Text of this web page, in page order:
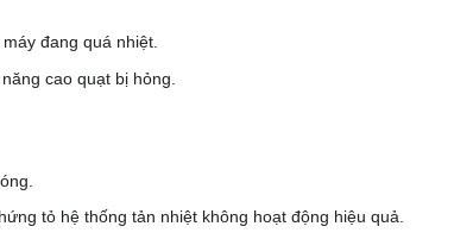
đang quá nhiệt.
cao quạt bị hỏng.
tỏ hệ thống tản nhiệt không hoạt động hiệu quả.